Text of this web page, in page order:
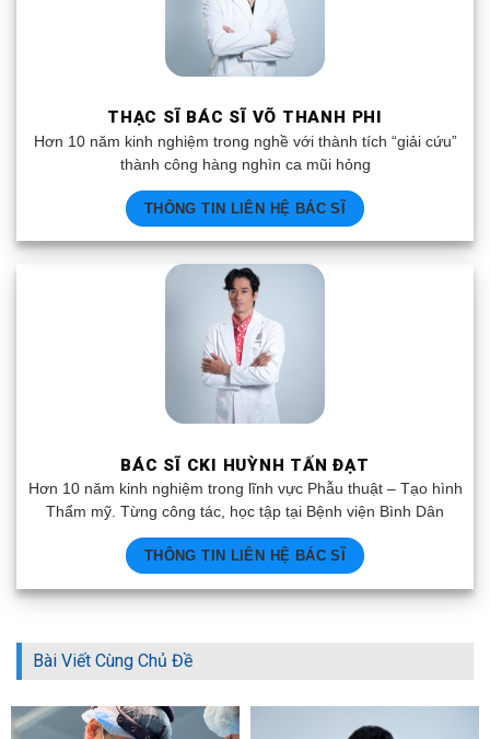
THẠC SĨ BÁC SĨ VÕ THANH PHI
Hơn 10 năm kinh nghiệm trong nghề với thành tích “giải cứu”
thành công hàng nghìn ca mũi hỏng
THÔNG TIN LIÊN HỆ BÁC SĨ
BÁC SĨ CKI HUỲNH TẤN ĐẠT
Hơn 10 năm kinh nghiệm trong lĩnh vực Phẫu thuật – Tạo hình
Thẩm mỹ. Từng công tác, học tập tại Bệnh viện Bình Dân
THÔNG TIN LIÊN HỆ BÁC SĨ
Bài Viết Cùng Chủ Đề